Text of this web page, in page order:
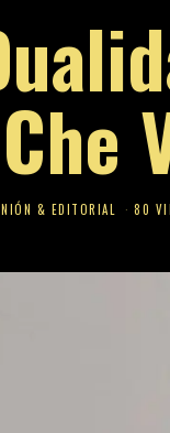
& EDITORIAL 80